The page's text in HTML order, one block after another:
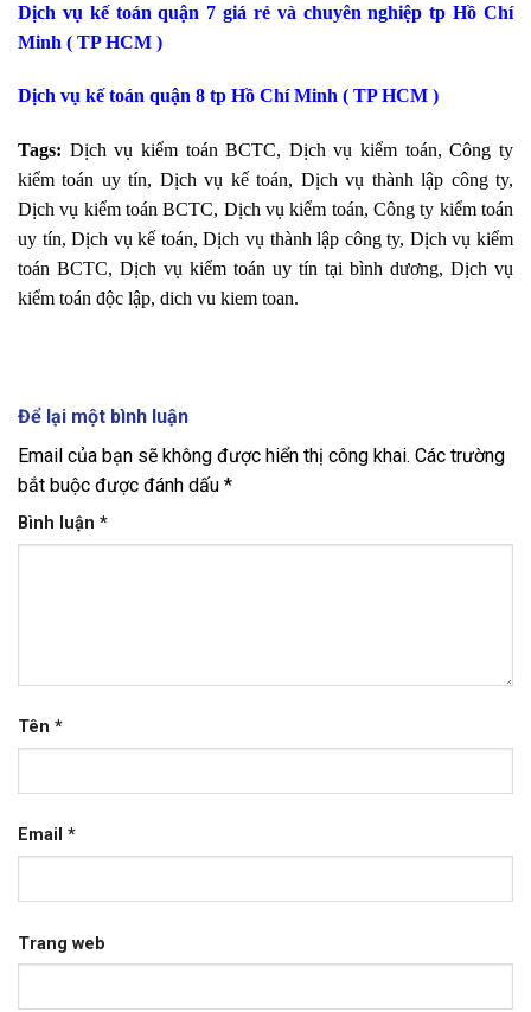
Dịch vụ kế toán quận 7 giá rẻ và chuyên nghiệp tp Hồ Chí
Minh ( TP HCM )
Dịch vụ kế toán quận 8 tp Hồ Chí Minh ( TP HCM )
Tags: Dịch vụ kiểm toán BCTC, Dịch vụ kiểm toán, Công ty
kiểm toán uy tín, Dịch vụ kế toán, Dịch vụ thành lập công ty,
Dịch vụ kiểm toán BCTC, Dịch vụ kiểm toán, Công ty kiểm toán
uy tín, Dịch vụ kế toán, Dịch vụ thành lập công ty, Dịch vụ kiểm
toán BCTC, Dịch vụ kiểm toán uy tín tại bình dương, Dịch vụ
kiểm toán độc lập, dich vu kiem toan.
Để lại một bình luận
Email của bạn sẽ không được hiển thị công khai. Các trường
bắt buộc được đánh dấu *
Bình luận *
Tên *
Email *
Trang web